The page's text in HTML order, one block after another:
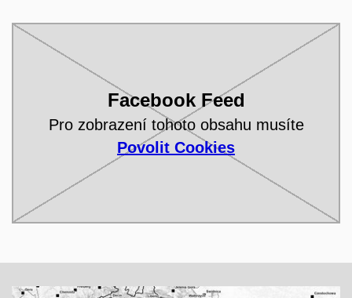
Facebook Feed
Pro zobrazení tohoto obsahu musíte
Povolit Cookies